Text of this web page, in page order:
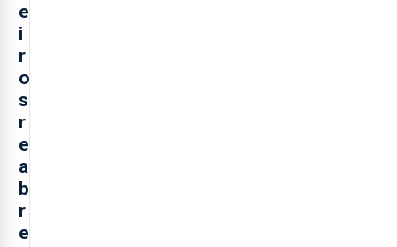
e
i
r
o
s
r
e
a
b
r
e